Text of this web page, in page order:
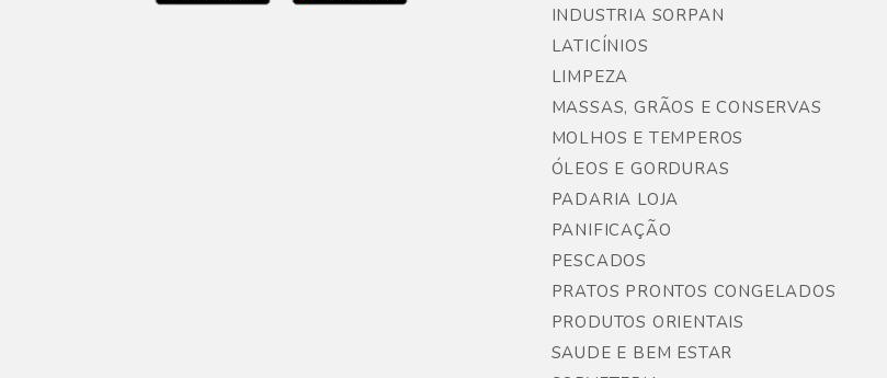
INDUSTRIA SORPAN
LATICÍNIOS
LIMPEZA
MASSAS, GRÃOS E CONSERVAS
MOLHOS E TEMPEROS
ÓLEOS E GORDURAS
PADARIA LOJA
PANIFICAÇÃO
PESCADOS
PRATOS PRONTOS CONGELADOS
PRODUTOS ORIENTAIS
SAUDE E BEM ESTAR